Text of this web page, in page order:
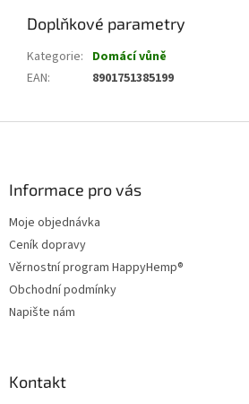
Doplňkové parametry
Kategorie: Domácí vůně
EAN: 8901751385199
Informace pro vás
Moje objednávka
Ceník dopravy
Věrnostní program HappyHemp®
Obchodní podmínky
Napište nám
Kontakt